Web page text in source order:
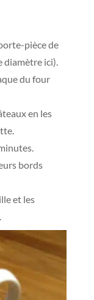
pièce de
diamètre ici).
du four
en les
bords
et les